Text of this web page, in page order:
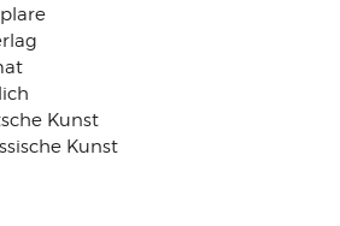
Kunst
Kunst